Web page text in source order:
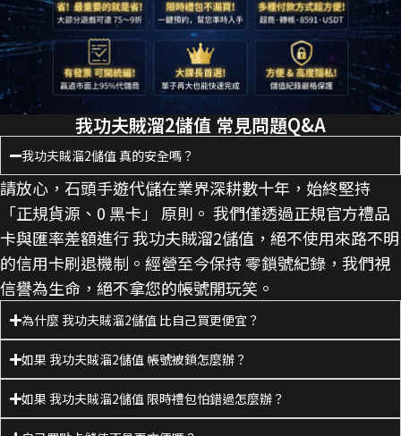
我功夫賊溜2儲值 常見問題Q&A
我功夫賊溜2儲值 真的安全嗎？
請放心，石頭手遊代儲在業界深耕數十年，始終堅持
「正規貨源、0 黑卡」 原則。 我們僅透過正規官方禮品
卡與匯率差額進行 我功夫賊溜2儲值，絕不使用來路不明
的信用卡刷退機制。經營至今保持 零鎖號紀錄，我們視
信譽為生命，絕不拿您的帳號開玩笑。
為什麼 我功夫賊溜2儲值 比自己買更便宜？
如果 我功夫賊溜2儲值 帳號被鎖怎麼辦？
如果 我功夫賊溜2儲值 限時禮包怕錯過怎麼辦？